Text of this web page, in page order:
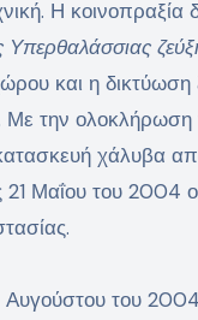
Η κοινοπραξία
και η δικτύωση
την ολοκλήρωση
χάλυβα
21 Μαΐου του 2004
Αυγούστου του